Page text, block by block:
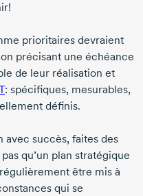
prioritaires devraient
précisant une échéance
de leur réalisation et
: spécifiques, mesurables,
définis.
succès, faites des
qu’un plan stratégique
être mis à
qui se